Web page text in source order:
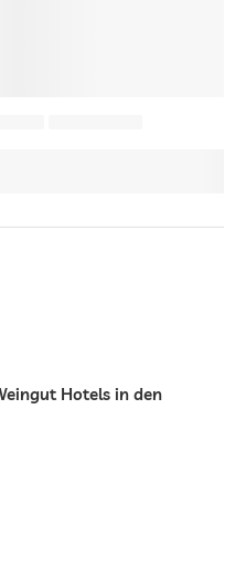
Hotels in den